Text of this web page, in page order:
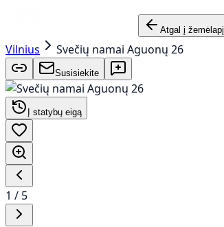
Atgal į žemėlapį
Vilnius Svečių namai Aguonų 26
Susisiekite
Į statybų eigą
1 / 5